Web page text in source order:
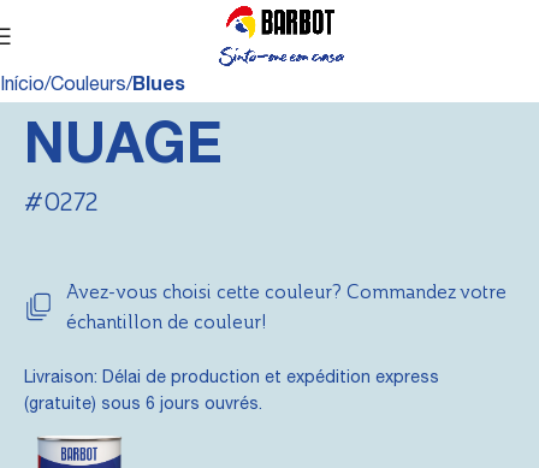
Início Couleurs Blues
NUAGE
#0272
Avez-vous choisi cette couleur? Commandez votre
échantillon de couleur!
Livraison: Délai de production et expédition express
(gratuite) sous 6 jours ouvrés.